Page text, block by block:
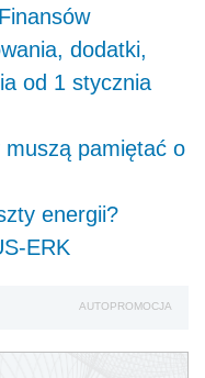
dodatki,
od 1 stycznia
pamiętać o
energii?
ERK
AUTOPROMOCJA